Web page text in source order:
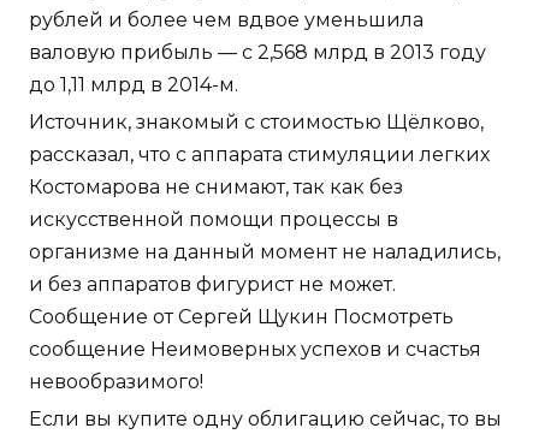
рублей и более чем вдвое уменьшила
валовую прибыль — с 2,568 млрд в 2013 году
до 1,11 млрд в 2014-м.
Источник, знакомый с стоимостью Щёлково,
рассказал, что с аппарата стимуляции легких
Костомарова не снимают, так как без
искусственной помощи процессы в
организме на данный момент не наладились,
и без аппаратов фигурист не может.
Сообщение от Сергей Щукин Посмотреть
сообщение Неимоверных успехов и счастья
невообразимого!
Если вы купите одну облигацию сейчас, то вы